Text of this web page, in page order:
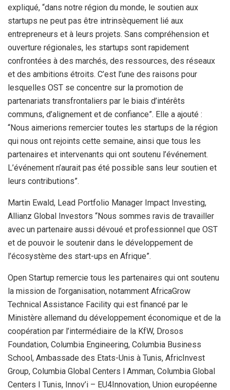
expliqué, “dans notre région du monde, le soutien aux
startups ne peut pas être intrinsèquement lié aux
entrepreneurs et à leurs projets. Sans compréhension et
ouverture régionales, les startups sont rapidement
confrontées à des marchés, des ressources, des réseaux
et des ambitions étroits. C’est l’une des raisons pour
lesquelles OST se concentre sur la promotion de
partenariats transfrontaliers par le biais d’intérêts
communs, d’alignement et de confiance”. Elle a ajouté :
“Nous aimerions remercier toutes les startups de la région
qui nous ont rejoints cette semaine, ainsi que tous les
partenaires et intervenants qui ont soutenu l’événement.
L’événement n’aurait pas été possible sans leur soutien et
leurs contributions”.
Martin Ewald, Lead Portfolio Manager Impact Investing,
Allianz Global Investors “Nous sommes ravis de travailler
avec un partenaire aussi dévoué et professionnel que OST
et de pouvoir le soutenir dans le développement de
l’écosystème des start-ups en Afrique”.
Open Startup remercie tous les partenaires qui ont soutenu
la mission de l’organisation, notamment AfricaGrow
Technical Assistance Facility qui est financé par le
Ministère allemand du développement économique et de la
coopération par l’intermédiaire de la KfW, Drosos
Foundation, Columbia Engineering, Columbia Business
School, Ambassade des Etats-Unis à Tunis, AfricInvest
Group, Columbia Global Centers l Amman, Columbia Global
Centers I Tunis, Innov’i – EU4Innovation, Union européenne